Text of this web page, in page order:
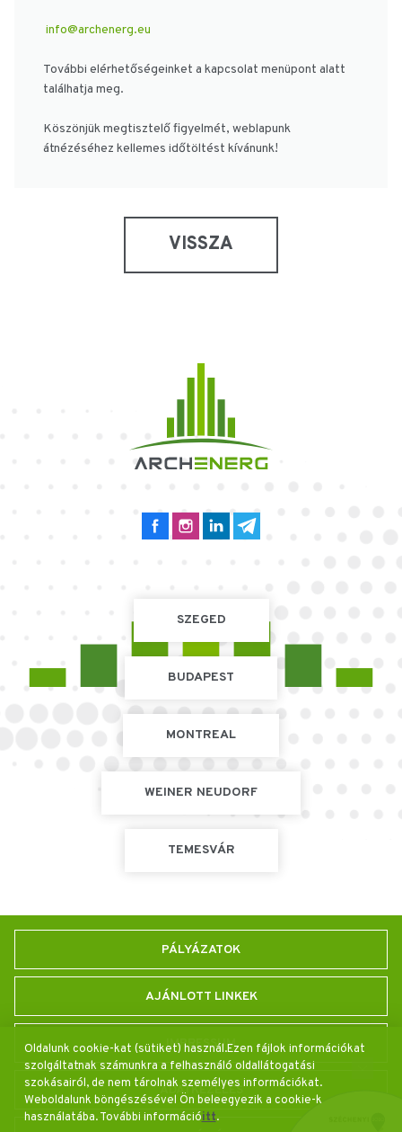
info@archenerg.eu
További elérhetőségeinket a kapcsolat menüpont alatt
találhatja meg.
Köszönjük megtisztelő figyelmét, weblapunk
átnézéséhez kellemes időtöltést kívánunk!
VISSZA
Oldalunk cookie-kat (sütiket) használ.Ezen fájlok információkat
szolgáltatnak számunkra a felhasználó oldallátogatási
szokásairól, de nem tárolnak személyes információkat.
Weboldalunk böngészésével Ön beleegyezik a cookie-k
használatába. További információitt.
SZEGED
BUDAPEST
MONTREAL
WEINER NEUDORF
TEMESVÁR
PÁLYÁZATOK
AJÁNLOTT LINKEK
IMPRESSUM
ADATKEZELÉS